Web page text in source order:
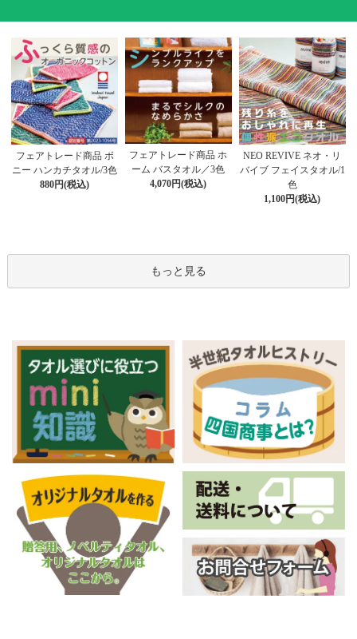
フェアトレード商品 ボ
ニー ハンカチタオル/3色
880円(税込)
フェアトレード商品 ホ
ーム バスタオル／3色
4,070円(税込)
NEO REVIVE ネオ・リ
バイブ フェイスタオル/1
色
1,100円(税込)
もっと見る